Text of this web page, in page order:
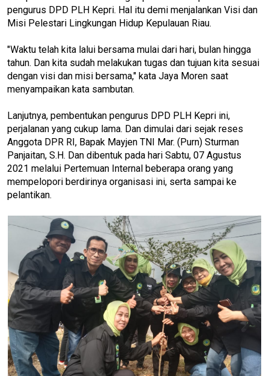
pengurus DPD PLH Kepri. Hal itu demi menjalankan Visi dan
Misi Pelestari Lingkungan Hidup Kepulauan Riau.
"Waktu telah kita lalui bersama mulai dari hari, bulan hingga
tahun. Dan kita sudah melakukan tugas dan tujuan kita sesuai
dengan visi dan misi bersama," kata Jaya Moren saat
menyampaikan kata sambutan.
Lanjutnya, pembentukan pengurus DPD PLH Kepri ini,
perjalanan yang cukup lama. Dan dimulai dari sejak reses
Anggota DPR RI, Bapak Mayjen TNI Mar. (Purn) Sturman
Panjaitan, S.H. Dan dibentuk pada hari Sabtu, 07 Agustus
2021 melalui Pertemuan Internal beberapa orang yang
mempelopori berdirinya organisasi ini, serta sampai ke
pelantikan.